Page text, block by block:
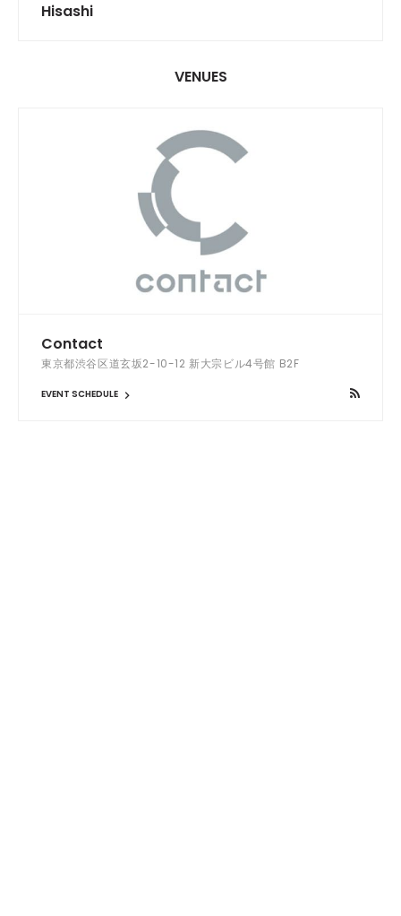
Hisashi
VENUES
Contact
東京都渋谷区道玄坂2-10-12 新大宗ビル4号館 B2F
EVENT SCHEDULE